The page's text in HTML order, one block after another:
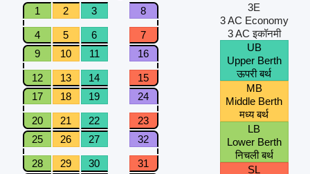
1
2 3 8
4 5 6
7
9
10 11 16
12 13 14
15
17
18 19 24
20 21 22
23
25
26 27 32
28 29 30
31
3E
3 AC Economy
3 AC इकॉनमी
UB
Upper Berth
ऊपरी बर्थ
MB
Middle Berth
मध्य बर्थ
LB
Lower Berth
निचली बर्थ
SL